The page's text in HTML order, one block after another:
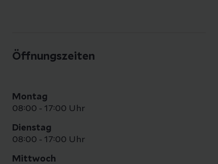
Öffnungszeiten
Montag
08:00 - 17:00 Uhr
Dienstag
08:00 - 17:00 Uhr
Mittwoch